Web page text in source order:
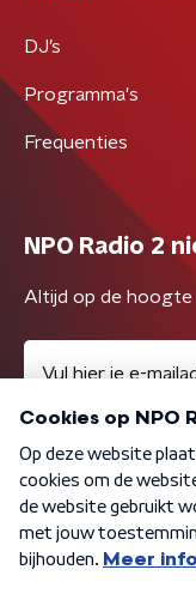
DJ’s
Programma's
Frequenties
NPO Radio 2
Altijd op de hoogte
Algemene